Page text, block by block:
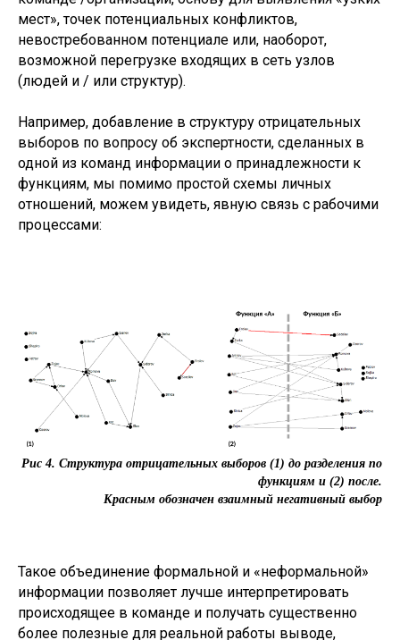
мест», точек потенциальных конфликтов,
невостребованном потенциале или, наоборот,
возможной перегрузке входящих в сеть узлов
(людей и / или структур).
Например, добавление в структуру отрицательных
выборов по вопросу об экспертности, сделанных в
одной из команд информации о принадлежности к
функциям, мы помимо простой схемы личных
отношений, можем увидеть, явную связь с рабочими
процессами:
Рис 4. Структура отрицательных выборов (1) до разделения по
функциям и (2) после.
Красным обозначен взаимный негативный выбор
Такое объединение формальной и «неформальной»
информации позволяет лучше интерпретировать
происходящее в команде и получать существенно
более полезные для реальной работы выводе,